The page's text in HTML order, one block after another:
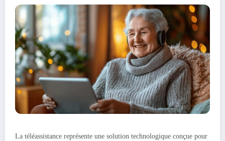
La téléassistance représente une solution technologique conçue pour